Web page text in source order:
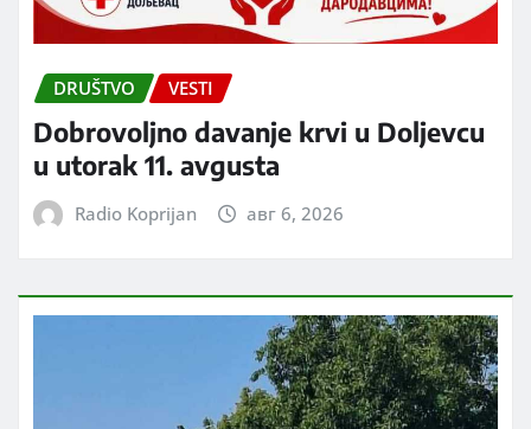
DRUŠTVO VESTI
Dobrovoljno davanje krvi u Doljevcu
u utorak 11. avgusta
Radio Koprijan авг 6, 2026